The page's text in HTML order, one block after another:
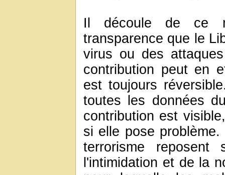
Il découle de ce
transparence que le
virus ou des
contribution peut en
est toujours
toutes les données
contribution est
si elle pose
terrorisme
l'intimidation et de la